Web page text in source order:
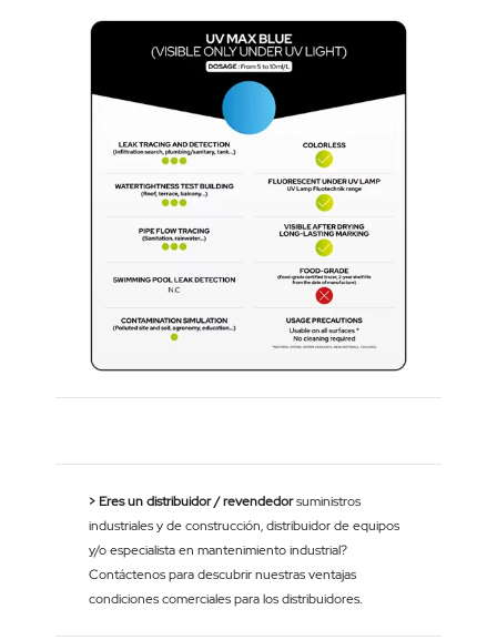
> Eres un distribuidor / revendedorsuministros
industriales y de construcción, distribuidor de equipos
y/o especialista en mantenimiento industrial?
Contáctenos para descubrir nuestras ventajas
condiciones comerciales para los distribuidores.